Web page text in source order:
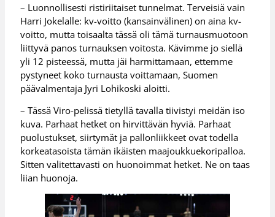
– Luonnollisesti ristiriitaiset tunnelmat. Terveisiä vain
Harri Jokelalle: kv-voitto (kansainvälinen) on aina kv-
voitto, mutta toisaalta tässä oli tämä turnausmuotoon
liittyvä panos turnauksen voitosta. Kävimme jo siellä
yli 12 pisteessä, mutta jäi harmittamaan, ettemme
pystyneet koko turnausta voittamaan, Suomen
päävalmentaja Jyri Lohikoski aloitti.
– Tässä Viro-pelissä tietyllä tavalla tiivistyi meidän iso
kuva. Parhaat hetket on hirvittävän hyviä. Parhaat
puolustukset, siirtymät ja pallonliikkeet ovat todella
korkeatasoista tämän ikäisten maajoukkuekoripalloa.
Sitten valitettavasti on huonoimmat hetket. Ne on taas
liian huonoja.